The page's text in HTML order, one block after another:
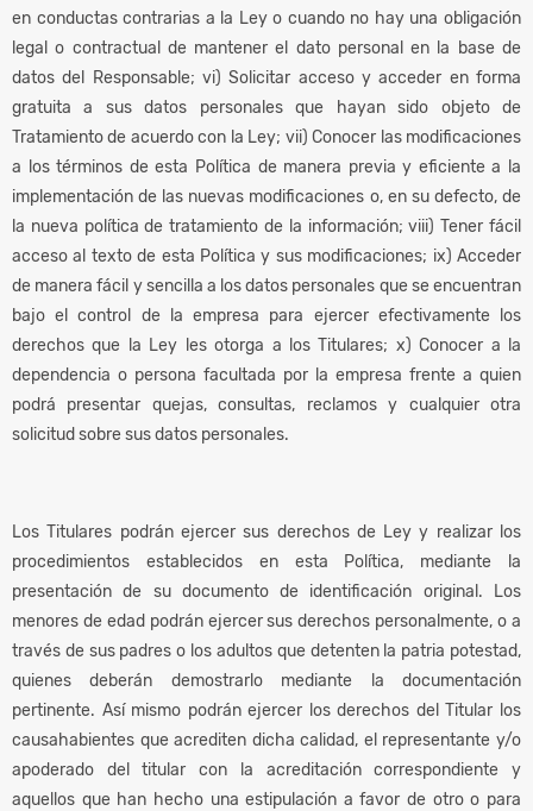
en conductas contrarias a la Ley o cuando no hay una obligación
legal o contractual de mantener el dato personal en la base de
datos del Responsable; vi) Solicitar acceso y acceder en forma
gratuita a sus datos personales que hayan sido objeto de
Tratamiento de acuerdo con la Ley; vii) Conocer las modificaciones
a los términos de esta Política de manera previa y eficiente a la
implementación de las nuevas modificaciones o, en su defecto, de
la nueva política de tratamiento de la información; viii) Tener fácil
acceso al texto de esta Política y sus modificaciones; ix) Acceder
de manera fácil y sencilla a los datos personales que se encuentran
bajo el control de la empresa para ejercer efectivamente los
derechos que la Ley les otorga a los Titulares; x) Conocer a la
dependencia o persona facultada por la empresa frente a quien
podrá presentar quejas, consultas, reclamos y cualquier otra
solicitud sobre sus datos personales.
Los Titulares podrán ejercer sus derechos de Ley y realizar los
procedimientos establecidos en esta Política, mediante la
presentación de su documento de identificación original. Los
menores de edad podrán ejercer sus derechos personalmente, o a
través de sus padres o los adultos que detenten la patria potestad,
quienes deberán demostrarlo mediante la documentación
pertinente. Así mismo podrán ejercer los derechos del Titular los
causahabientes que acrediten dicha calidad, el representante y/o
apoderado del titular con la acreditación correspondiente y
aquellos que han hecho una estipulación a favor de otro o para